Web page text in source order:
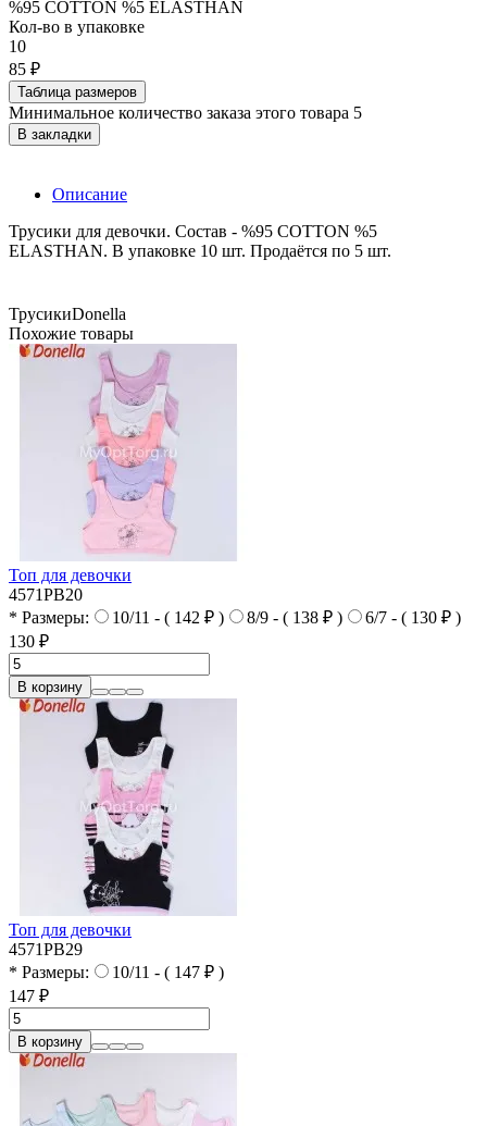
%95 COTTON %5 ELASTHAN
Кол-во в упаковке
10
85 ₽
Таблица размеров
Минимальное количество заказа этого товара 5
В закладки
Описание
Трусики для девочки. Состав - %95 COTTON %5
ELASTHAN. В упаковке 10 шт. Продаётся по 5 шт.
ТрусикиDonella
Похожие товары
Топ для девочки
4571PB20
* Размеры:
10/11 - ( 142 ₽ ) 8/9 - ( 138 ₽ )
6/7 - ( 130 ₽ )
130 ₽
В корзину
Топ для девочки
4571PB29
* Размеры:
10/11 - ( 147 ₽ )
147 ₽
В корзину